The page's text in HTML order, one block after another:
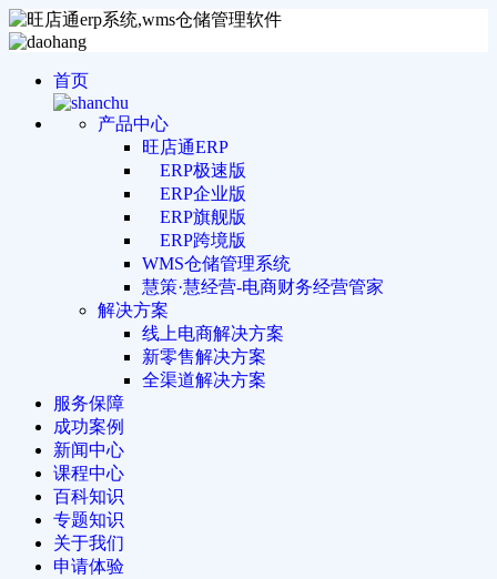
首页
产品中心
旺店通ERP
ERP极速版
ERP企业版
ERP旗舰版
ERP跨境版
WMS仓储管理系统
慧策·慧经营-电商财务经营管家
解决方案
线上电商解决方案
新零售解决方案
全渠道解决方案
服务保障
成功案例
新闻中心
课程中心
百科知识
专题知识
关于我们
申请体验